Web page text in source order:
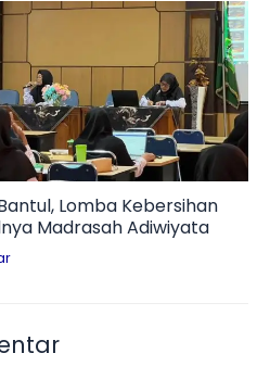
Lomba Kebersihan
Madrasah Adiwiyata